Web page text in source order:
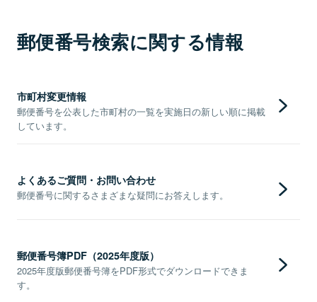
郵便番号検索に関する情報
市町村変更情報
郵便番号を公表した市町村の一覧を実施日の新しい順に掲載
しています。
よくあるご質問・お問い合わせ
郵便番号に関するさまざまな疑問にお答えします。
郵便番号簿PDF（2025年度版）
2025年度版郵便番号簿をPDF形式でダウンロードできま
す。